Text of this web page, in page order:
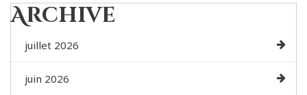
Archive
juillet 2026
juin 2026